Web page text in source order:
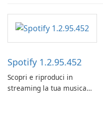
Spotify 1.2.95.452
Scopri e riproduci in
streaming la tua musica